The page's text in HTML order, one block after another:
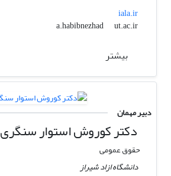
iala.ir
a.habibnezhad
ut.ac.ir
بیشتر
دبیر مهمان
دکتر کوروش استوار سنگری
حقوق عمومی
دانشگاه ازاد شیراز